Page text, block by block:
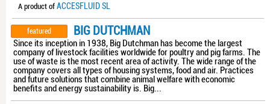
A product of ACCESFLUID SL
featured BIG DUTCHMAN
Since its inception in 1938, Big Dutchman has become the largest
company of livestock facilities worldwide for poultry and pig farms. The
use of waste is the most recent area of ​​activity. The wide range of the
company covers all types of housing systems, food and air. Practices
and future solutions that combine animal welfare with economic
benefits and energy sustainability is. Big...